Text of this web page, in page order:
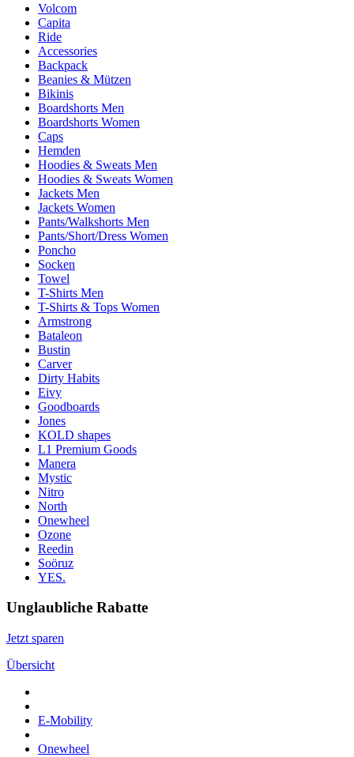
Volcom
Capita
Ride
Accessories
Backpack
Beanies & Mützen
Bikinis
Boardshorts Men
Boardshorts Women
Caps
Hemden
Hoodies & Sweats Men
Hoodies & Sweats Women
Jackets Men
Jackets Women
Pants/Walkshorts Men
Pants/Short/Dress Women
Poncho
Socken
Towel
T-Shirts Men
T-Shirts & Tops Women
Armstrong
Bataleon
Bustin
Carver
Dirty Habits
Eivy
Goodboards
Jones
KOLD shapes
L1 Premium Goods
Manera
Mystic
Nitro
North
Onewheel
Ozone
Reedin
Soöruz
YES.
Unglaubliche Rabatte
Jetzt sparen
Übersicht
E-Mobility
Onewheel